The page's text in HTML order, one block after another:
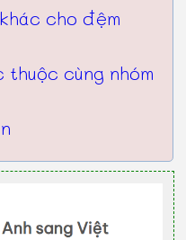
cho đệm
cùng nhóm